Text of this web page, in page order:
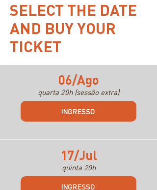
SELECT THE DATE
AND BUY YOUR
TICKET
06/Ago
quarta 20h (sessão extra)
INGRESSO
17/Jul
quinta 20h
INGRESSO